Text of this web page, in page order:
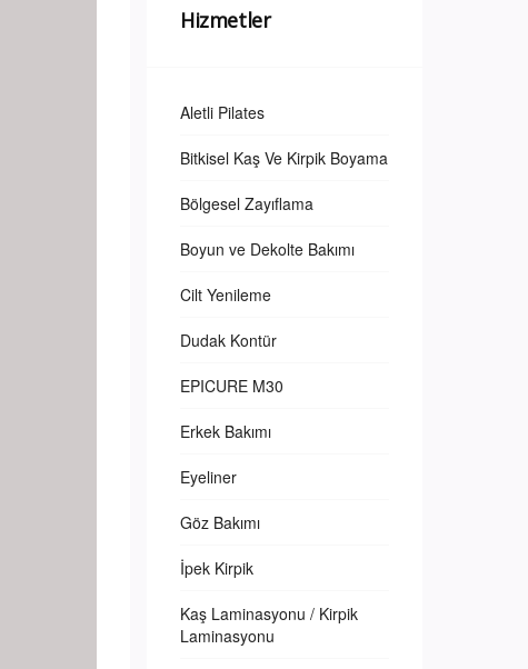
Hizmetler
Aletli Pilates
Bitkisel Kaş Ve Kirpik Boyama
Bölgesel Zayıflama
Boyun ve Dekolte Bakımı
Cilt Yenileme
Dudak Kontür
EPICURE M30
Erkek Bakımı
Eyeliner
Göz Bakımı
İpek Kirpik
Kaş Laminasyonu / Kirpik
Laminasyonu